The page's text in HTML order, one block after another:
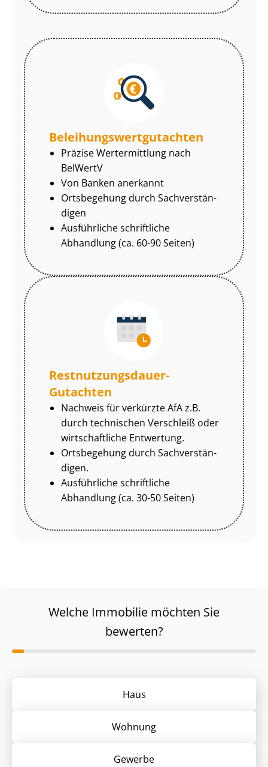
Be­lei­hungs­wert­gut­ach­ten
Präzise Wertermittlung nach
BelWertV
Von Banken anerkannt
Ortsbegehung durch Sach­ver­stän­
di­gen
Ausführliche schriftliche
Abhandlung (ca. 60-90 Seiten)
Rest­nut­zungs­dau­er-
Gutachten
Nachweis für verkürzte AfA z.B.
durch technischen Verschleiß oder
wirtschaftliche Entwertung.
Ortsbegehung durch Sach­ver­stän­
di­gen.
Ausführliche schriftliche
Abhandlung (ca. 30-50 Seiten)
Welche Immobilie möchten Sie
bewerten?
Haus
Wohnung
Gewerbe